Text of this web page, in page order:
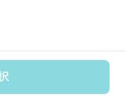
と高さを生かした展
しています。商業施
望台からは、ホー
できますか？
展望台の営業時間
は、通常、午前中に
。入場チケットの最
、訪問前に最新の正